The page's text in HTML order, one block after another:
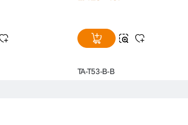
TA-T53-B-B